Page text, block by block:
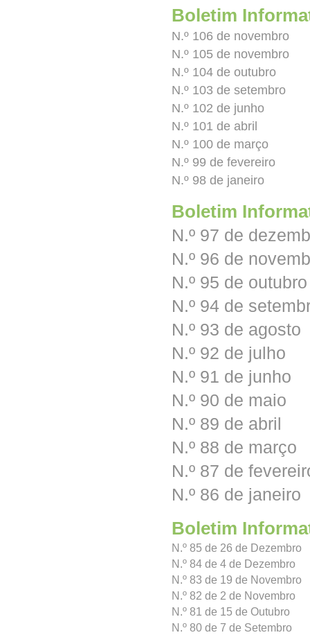
Boletim
N.º 106 de novembro
N.º 105 de novembro
N.º 104 de outubro
N.º 103 de setembro
N.º 102 de junho
N.º 101 de abril
N.º 100 de março
N.º 99 de fevereiro
N.º 98 de janeiro
Boletim
N.º 97 de
N.º 96 de
N.º 95 de outubro
N.º 94 de
N.º 93 de agosto
N.º 92 de julho
N.º 91 de junho
N.º 90 de maio
N.º 89 de abril
N.º 88 de março
N.º 87 de
N.º 86 de janeiro
Boletim
N.º 85 de 26 de Dezembro
N.º 84 de 4 de Dezembro
N.º 83 de 19 de Novembro
N.º 82 de 2 de Novembro
N.º 81 de 15 de Outubro
N.º 80 de 7 de Setembro